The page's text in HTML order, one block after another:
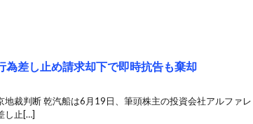
差し止め請求却下で即時抗告も棄却
地裁判断 乾汽船は6月19日、筆頭株主の投資会社アルファレ
し止[…]